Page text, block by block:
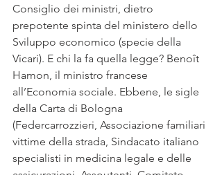
Consiglio dei ministri, dietro
prepotente spinta del ministero dello
Sviluppo economico (specie della
Vicari). E chi la fa quella legge? Benoît
Hamon, il ministro francese
all’Economia sociale. Ebbene, le sigle
della Carta di Bologna
(Federcarrozzieri, Associazione familiari
vittime della strada, Sindacato italiano
specialisti in medicina legale e delle